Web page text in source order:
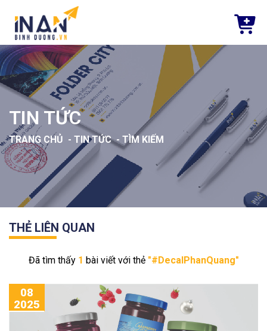
TIN TỨC
TRANG CHỦ - TIN TỨC - TÌM KIẾM
THẺ LIÊN QUAN
Đã tìm thấy 1 bài viết với thẻ "#DecalPhanQuang"
08
2025